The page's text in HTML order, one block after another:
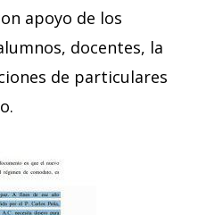
apoyo de los
docentes, la
de particulares